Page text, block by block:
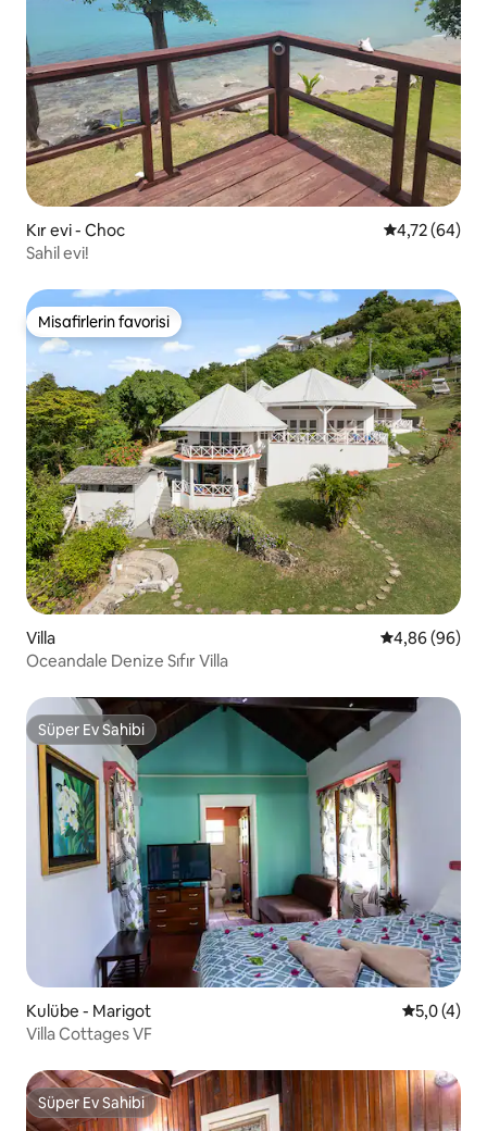
Kır evi - Choc 5 üzerinden
4,72 (64)
Sahil evi!
Misafirlerin favorisi
Misafirlerin favorisi
Villa 5 üzerinden
4,86 (96)
Oceandale Denize Sıfır Villa
Süper Ev Sahibi
Süper Ev Sahibi
Kulübe - Marigot 55,0 (4)
Villa Cottages VF
Süper Ev Sahibi
Süper Ev Sahibi